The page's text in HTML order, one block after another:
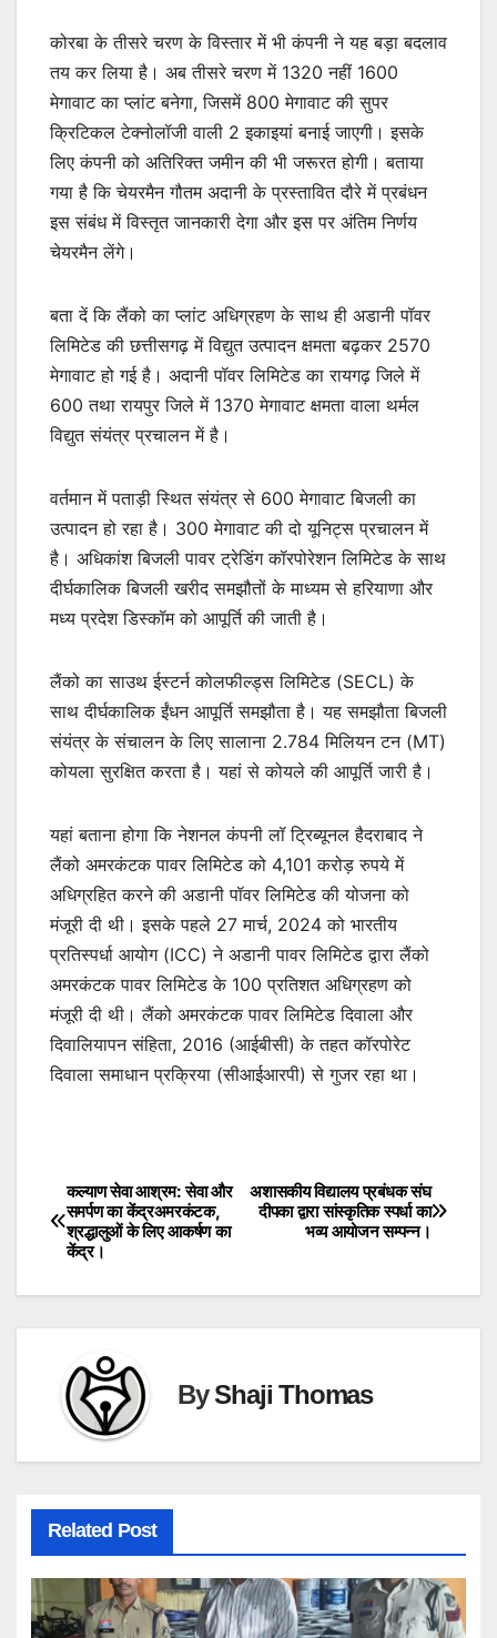
कोरबा के तीसरे चरण के विस्तार में भी कंपनी ने यह बड़ा बदलाव
तय कर लिया है। अब तीसरे चरण में 1320 नहीं 1600
मेगावाट का प्लांट बनेगा, जिसमें 800 मेगावाट की सुपर
क्रिटिकल टेक्नोलॉजी वाली 2 इकाइयां बनाई जाएगी। इसके
लिए कंपनी को अतिरिक्त जमीन की भी जरूरत होगी। बताया
गया है कि चेयरमैन गौतम अदानी के प्रस्तावित दौरे में प्रबंधन
इस संबंध में विस्तृत जानकारी देगा और इस पर अंतिम निर्णय
चेयरमैन लेंगे।
बता दें कि लैंको का प्लांट अधिग्रहण के साथ ही अडानी पॉवर
लिमिटेड की छत्तीसगढ़ में विद्युत उत्पादन क्षमता बढ़कर 2570
मेगावाट हो गई है। अदानी पॉवर लिमिटेड का रायगढ़ जिले में
600 तथा रायपुर जिले में 1370 मेगावाट क्षमता वाला थर्मल
विद्युत संयंत्र प्रचालन में है।
वर्तमान में पताड़ी स्थित संयंत्र से 600 मेगावाट बिजली का
उत्पादन हो रहा है। 300 मेगावाट की दो यूनिट्स प्रचालन में
है। अधिकांश बिजली पावर ट्रेडिंग कॉरपोरेशन लिमिटेड के साथ
दीर्घकालिक बिजली खरीद समझौतों के माध्यम से हरियाणा और
मध्य प्रदेश डिस्कॉम को आपूर्ति की जाती है।
लैंको का साउथ ईस्टर्न कोलफील्ड्स लिमिटेड (SECL) के
साथ दीर्घकालिक ईंधन आपूर्ति समझौता है। यह समझौता बिजली
संयंत्र के संचालन के लिए सालाना 2.784 मिलियन टन (MT)
कोयला सुरक्षित करता है। यहां से कोयले की आपूर्ति जारी है।
यहां बताना होगा कि नेशनल कंपनी लॉ ट्रिब्यूनल हैदराबाद ने
लैंको अमरकंटक पावर लिमिटेड को 4,101 करोड़ रुपये में
अधिग्रहित करने की अडानी पॉवर लिमिटेड की योजना को
मंजूरी दी थी। इसके पहले 27 मार्च, 2024 को भारतीय
प्रतिस्पर्धा आयोग (ICC) ने अडानी पावर लिमिटेड द्वारा लैंको
अमरकंटक पावर लिमिटेड के 100 प्रतिशत अधिग्रहण को
मंजूरी दी थी। लैंको अमरकंटक पावर लिमिटेड दिवाला और
दिवालियापन संहिता, 2016 (आईबीसी) के तहत कॉरपोरेट
दिवाला समाधान प्रक्रिया (सीआईआरपी) से गुजर रहा था।
Post
navigation
अशासकीय विद्यालय प्रबंधक संघ
दीपका द्वारा सांस्कृतिक स्पर्धा का
भव्य आयोजन सम्पन्न।
कल्याण सेवा आश्रम: सेवा और
समर्पण का केंद्रअमरकंटक,
श्रद्धालुओं के लिए आकर्षण का
केंद्र।
ByShaji Thomas
Related Post